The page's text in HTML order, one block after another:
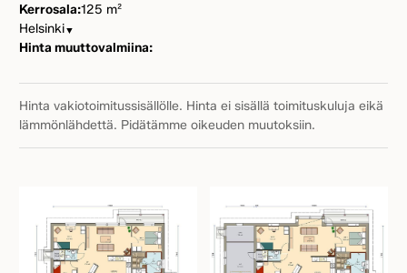
Kerrosala:125 m²
Helsinki▼
Hinta muuttovalmiina:
Hinta vakiotoimitussisällölle. Hinta ei sisällä toimituskuluja eikä
lämmönlähdettä. Pidätämme oikeuden muutoksiin.